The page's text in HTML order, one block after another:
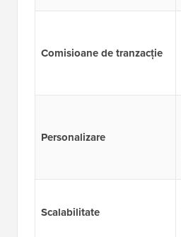
Comisioane de tranzacție
Personalizare
Scalabilitate